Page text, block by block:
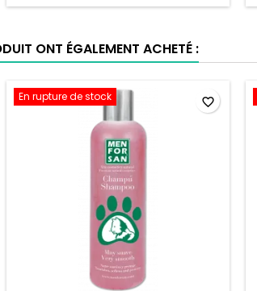
ONT ÉGALEMENT ACHETÉ :
En rupture de stock favorite_border